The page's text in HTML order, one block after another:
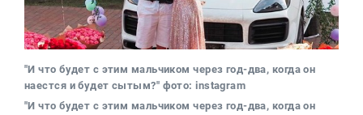
"И что будет с этим мальчиком через год-два, когда он
наестся и будет сытым?" фото: instagram
"И что будет с этим мальчиком через год-два, когда он